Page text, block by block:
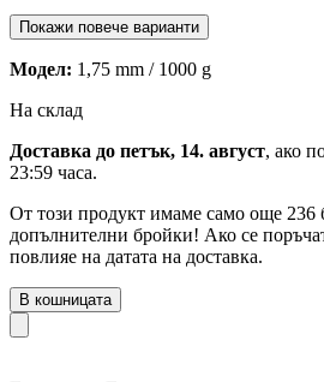
Покажи повече варианти
Модел: 1,75 mm / 1000 g
На склад
Доставка до петък, 14. август, ако
23:59 часа.
От този продукт имаме само още 236
допълнителни бройки! Ако се
повлияе на датата на доставка.
В кошницата